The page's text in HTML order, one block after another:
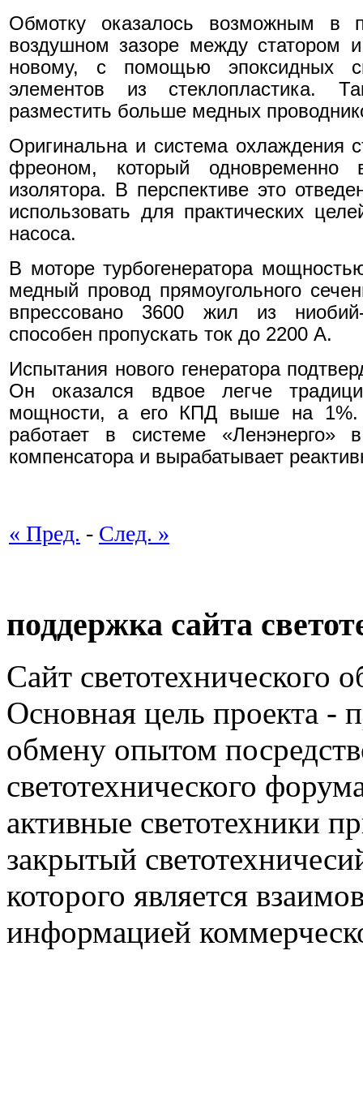
Обмотку оказалось возможным в
воздушном зазоре между статором
новому, с помощью эпоксидных
элементов из стеклопластика.
разместить больше медных
Оригинальна и система охлаждения
фреоном, который одновременно
изолятора. В перспективе это
использовать для практических
насоса.
В моторе турбогенератора
медный провод прямоугольного
впрессовано 3600 жил из
способен пропускать ток до 2200 А.
Испытания нового генератора
Он оказался вдвое легче
мощности, а его КПД выше на 1%.
работает в системе «Ленэнерго»
компенсатора и вырабатывает
« Пред. - След. »
поддержка сайта
Сайт светотехнического
Основная цель проекта -
обмену опытом
светотехнического
активные светотехники
закрытый
которого является
информацией